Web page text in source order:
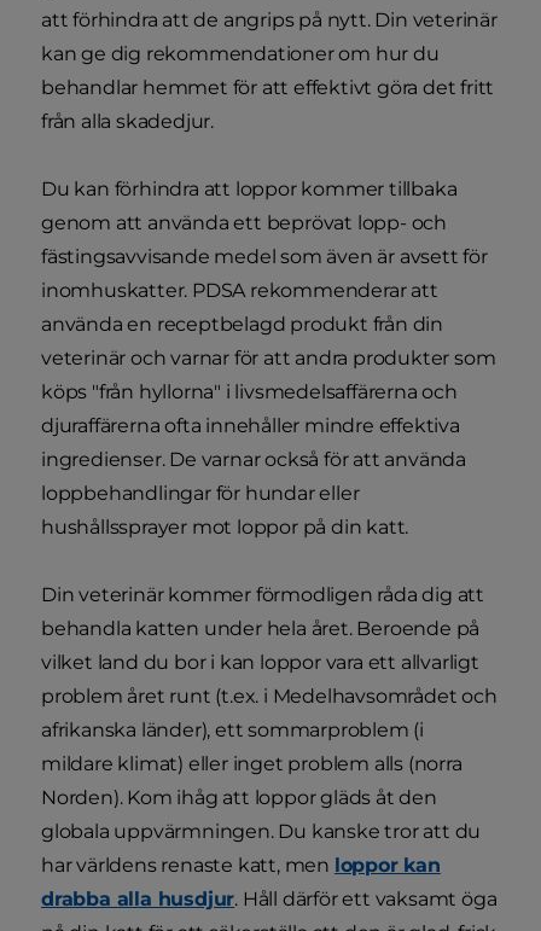
att förhindra att de angrips på nytt. Din veterinär
kan ge dig rekommendationer om hur du
behandlar hemmet för att effektivt göra det fritt
från alla skadedjur.
Du kan förhindra att loppor kommer tillbaka
genom att använda ett beprövat lopp- och
fästingsavvisande medel som även är avsett för
inomhuskatter. PDSA rekommenderar att
använda en receptbelagd produkt från din
veterinär och varnar för att andra produkter som
köps "från hyllorna" i livsmedelsaffärerna och
djuraffärerna ofta innehåller mindre effektiva
ingredienser. De varnar också för att använda
loppbehandlingar för hundar eller
hushållssprayer mot loppor på din katt.
Din veterinär kommer förmodligen råda dig att
behandla katten under hela året. Beroende på
vilket land du bor i kan loppor vara ett allvarligt
problem året runt (t.ex. i Medelhavsområdet och
afrikanska länder), ett sommarproblem (i
mildare klimat) eller inget problem alls (norra
Norden). Kom ihåg att loppor gläds åt den
globala uppvärmningen. Du kanske tror att du
har världens renaste katt, men loppor kan
drabba alla husdjur. Håll därför ett vaksamt öga